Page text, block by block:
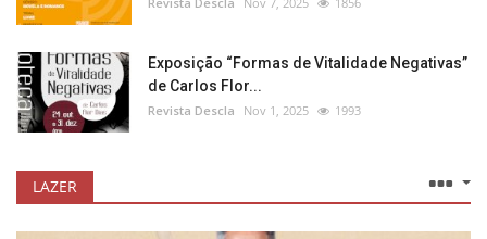
Exposição “Formas de Vitalidade Negativas”
de Carlos Flor...
Revista Descla Nov 1, 2025 1993
LAZER